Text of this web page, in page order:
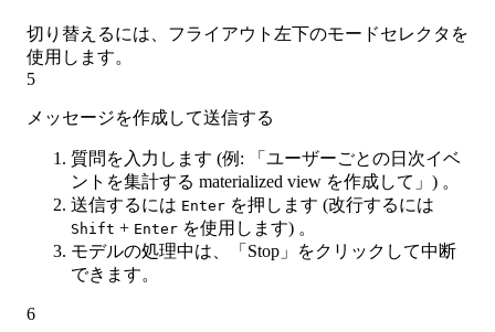
切り替えるには、フライアウト左下のモードセレクタを
使用します。
5
メッセージを作成して送信する
質問を入力します (例: 「ユーザーごとの日次イベ
ントを集計する materialized view を作成して」) 。
送信するには Enter を押します (改行するには
Shift + Enter を使用します) 。
モデルの処理中は、「Stop」をクリックして中断
できます。
6